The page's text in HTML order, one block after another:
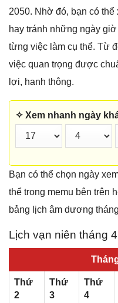
2050. Nhờ đó, bạn có
hay tránh những ngày
từng việc làm cụ thể. Từ
việc quan trọng được
lợi, hanh thông.
✧ Xem nhanh ngày
Bạn có thể chọn ngày
thể trong memu bên trên
bảng lịch âm dương
Lịch vạn niên tháng
Thứ
2
Thứ
3
Thứ
4